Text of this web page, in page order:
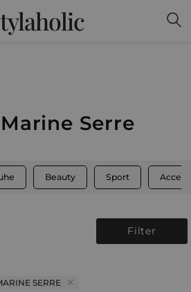
Serre
Beauty Sport
Filter
SERRE